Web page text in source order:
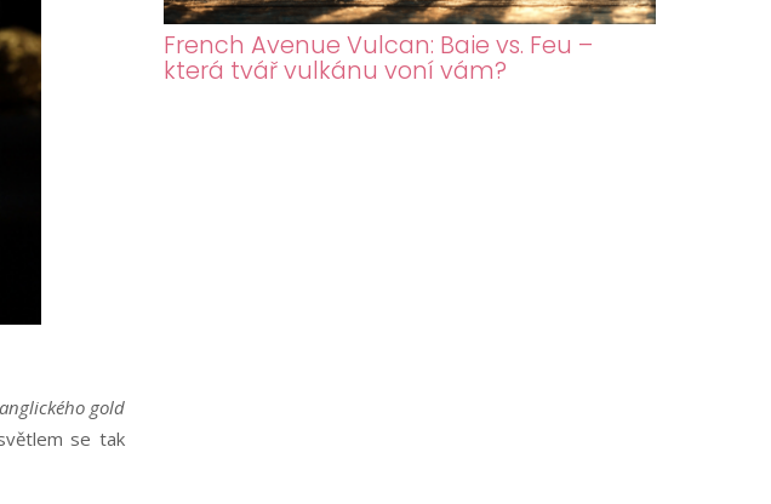
anglického gold
se tak
French Avenue Vulcan: Baie vs. Feu –
která tvář vulkánu voní vám?